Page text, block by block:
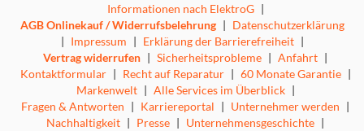
Informationen nach ElektroG |
AGB Onlinekauf / Widerrufsbelehrung | Datenschutzerklärung
| Impressum | Erklärung der Barrierefreiheit |
Vertrag widerrufen | Sicherheitsprobleme | Anfahrt |
Kontaktformular | Recht auf Reparatur | 60 Monate Garantie |
Markenwelt | Alle Services im Überblick |
Fragen & Antworten | Karriereportal | Unternehmer werden |
Nachhaltigkeit | Presse | Unternehmensgeschichte |